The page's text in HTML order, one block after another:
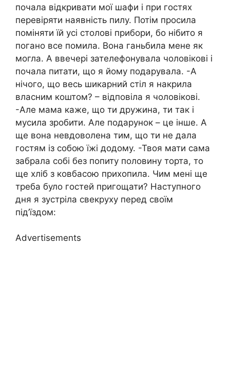
почала відкривати мої шафи і при гостях
перевіряти наявність пилу. Потім просила
поміняти їй усі столові прибори, бо нібито я
погано все помила. Вона ганьбила мене як
могла. А ввечері зателефонувала чоловікові і
почала питати, що я йому подарувала. -А
нічого, що весь шикарний стіл я накрила
власним коштом? – відповіла я чоловікові.
-Але мама каже, що ти дружина, ти так і
мусила зробити. Але подарунок – це інше. А
ще вона невдоволена тим, що ти не дала
гостям із собою їжі додому. -Твоя мати сама
забрала собі без попиту половину торта, то
ще хліб з ковбасою прихопила. Чим мені ще
треба було гостей пригощати? Наступного
дня я зустріла свекруху перед своїм
під’їздом:
Advertisements